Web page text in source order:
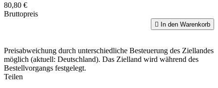
80,80 €
Bruttopreis
 In den Warenkorb
Preisabweichung durch unterschiedliche Besteuerung des Ziellandes
möglich (aktuell: Deutschland). Das Zielland wird während des
Bestellvorgangs festgelegt.
Teilen